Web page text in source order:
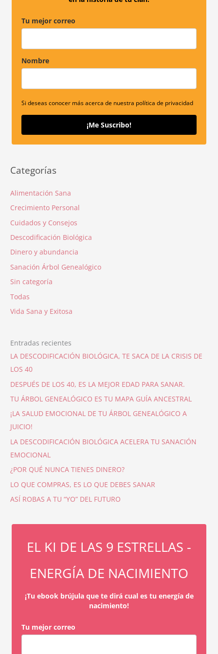
Tu mejor correo
Nombre
Si deseas conocer más acerca de nuestra política de privacidad
¡Me Suscribo!
Categorías
Alimentación Sana
Crecimiento Personal
Cuidados y Consejos
Descodificación Biológica
Dinero y abundancia
Sanación Árbol Genealógico
Sin categoría
Todas
Vida Sana y Exitosa
Entradas recientes
LA DESCODIFICACIÓN BIOLÓGICA, TE SACA DE LA CRISIS DE
LOS 40
DESPUÉS DE LOS 40, ES LA MEJOR EDAD PARA SANAR.
TU ÁRBOL GENEALÓGICO ES TU MAPA GUÍA ANCESTRAL
¡LA SALUD EMOCIONAL DE TU ÁRBOL GENEALÓGICO A
JUICIO!
LA DESCODIFICACIÓN BIOLÓGICA ACELERA TU SANACIÓN
EMOCIONAL
¿POR QUÉ NUNCA TIENES DINERO?
LO QUE COMPRAS, ES LO QUE DEBES SANAR
ASÍ ROBAS A TU “YO” DEL FUTURO
EL KI DE LAS 9 ESTRELLAS -
ENERGÍA DE NACIMIENTO
¡Tu ebook brújula que te dirá cual es tu energía de
nacimiento!
Tu mejor correo